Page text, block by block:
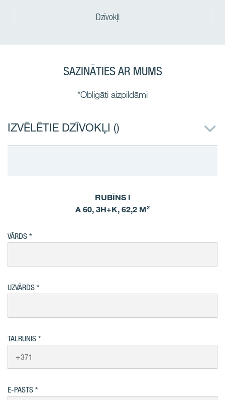
Dzīvokļi
SAZINĀTIES AR MUMS
*Obligāti aizpildāmi
IZVĒLĒTIE DZĪVOKĻI ()
RUBĪNS I
A 60, 3H+K, 62,2 M²
VĀRDS
UZVĀRDS
TĀLRUNIS
E-PASTS